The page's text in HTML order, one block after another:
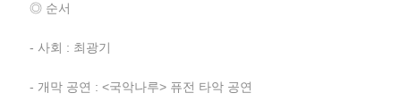
◎ 순서
- 사회 : 최광기
- 개막 공연 : <국악나루> 퓨전 타악 공연